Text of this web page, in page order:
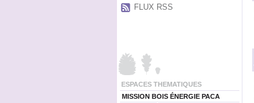
FLUX RSS
ESPACES THEMATIQUES
MISSION BOIS ÉNERGIE PACA